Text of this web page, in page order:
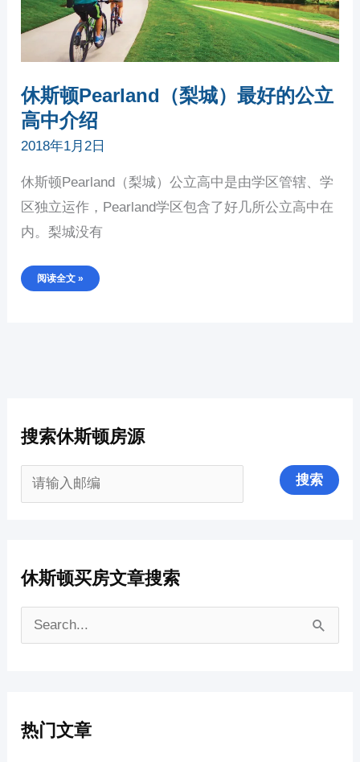
休斯顿Pearland（梨城）最好的公立
高中介绍
2018年1月2日
休斯顿Pearland（梨城）公立高中是由学区管辖、学
区独立运作，Pearland学区包含了好几所公立高中在
内。梨城没有
阅读全文 »
搜索休斯顿房源
休斯顿买房文章搜索
热门文章